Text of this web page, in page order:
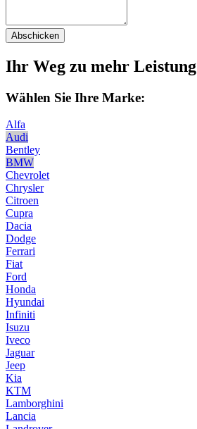
Abschicken
Ihr Weg zu mehr Leistung
Wählen Sie Ihre Marke:
Alfa
Audi
Bentley
BMW
Chevrolet
Chrysler
Citroen
Cupra
Dacia
Dodge
Ferrari
Fiat
Ford
Honda
Hyundai
Infiniti
Isuzu
Iveco
Jaguar
Jeep
Kia
KTM
Lamborghini
Lancia